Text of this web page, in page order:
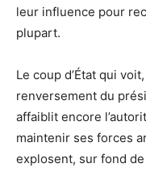
leur influence pour
plupart.
Le coup d’État qui
renversement du
affaiblit encore
maintenir ses forces
explosent, sur fond